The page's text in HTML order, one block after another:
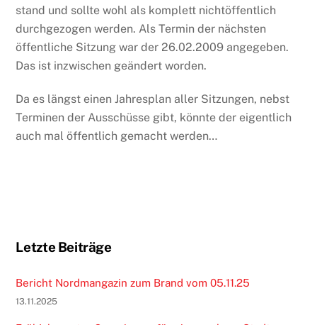
stand und sollte wohl als komplett nichtöffentlich
durchgezogen werden. Als Termin der nächsten
öffentliche Sitzung war der 26.02.2009 angegeben.
Das ist inzwischen geändert worden.
Da es längst einen Jahresplan aller Sitzungen, nebst
Terminen der Ausschüsse gibt, könnte der eigentlich
auch mal öffentlich gemacht werden…
Letzte Beiträge
Bericht Nordmangazin zum Brand vom 05.11.25
13.11.2025